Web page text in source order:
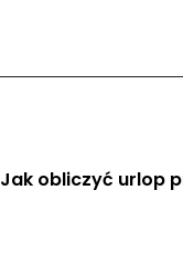
Jak obliczyć urlop